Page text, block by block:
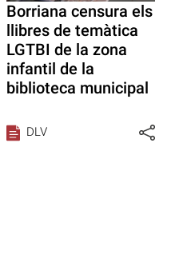
Borriana censura els
llibres de temàtica
LGTBI de la zona
infantil de la
biblioteca municipal
DLV